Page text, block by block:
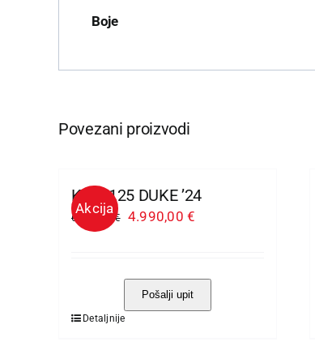
Boje
Povezani proizvodi
Akcija
KTM 125 DUKE ’24
6.090,00€
Izvorna
6.090,00 €.
4.990,00€
4.990,00 €.
Pošalji upit
OvajDetaljnije